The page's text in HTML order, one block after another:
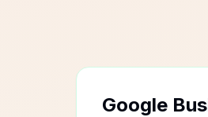
Google